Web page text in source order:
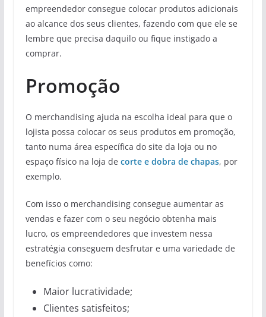
empreendedor consegue colocar produtos adicionais
ao alcance dos seus clientes, fazendo com que ele se
lembre que precisa daquilo ou fique instigado a
comprar.
Promoção
O merchandising ajuda na escolha ideal para que o
lojista possa colocar os seus produtos em promoção,
tanto numa área específica do site da loja ou no
espaço físico na loja de corte e dobra de chapas, por
exemplo.
Com isso o merchandising consegue aumentar as
vendas e fazer com o seu negócio obtenha mais
lucro, os empreendedores que investem nessa
estratégia conseguem desfrutar e uma variedade de
benefícios como:
Maior lucratividade;
Clientes satisfeitos;